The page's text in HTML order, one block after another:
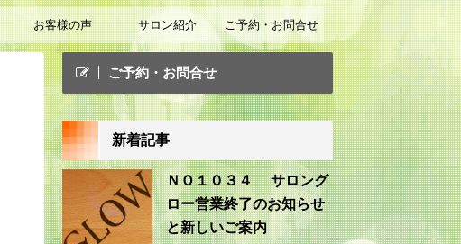
お客様の声 サロン紹介 ご予約・お問合せ
ご予約・お問合せ
新着記事
ＮＯ１０３４ サロング
ロー営業終了のお知らせ
と新しいご案内